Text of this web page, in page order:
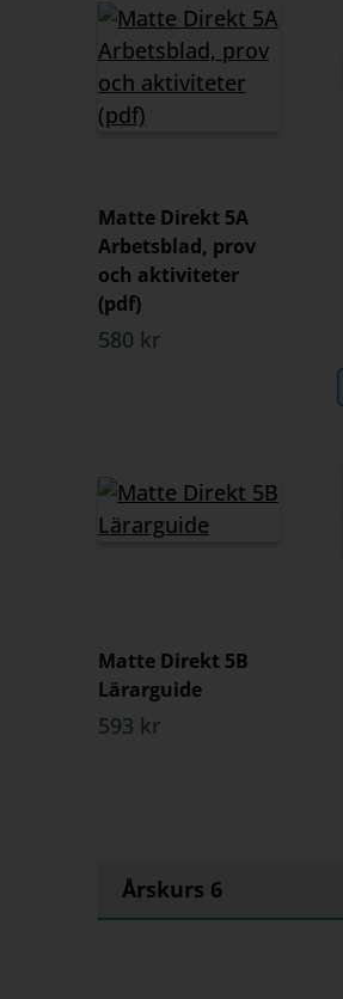
Matte Direkt 5A
Arbetsblad, prov
och aktiviteter
(pdf)
580 kr
Matte Direkt 5B
Lärarguide
593 kr
Årskurs 6